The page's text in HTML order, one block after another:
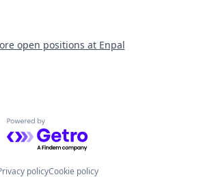
open positions at Enpal
Powered by Getro.com
policyCookie policy